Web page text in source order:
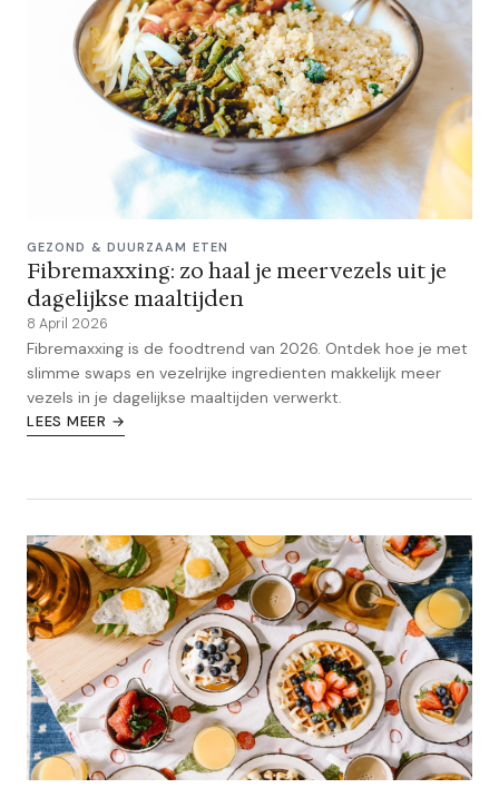
GEZOND & DUURZAAM ETEN
Fibremaxxing: zo haal je meer vezels uit je
dagelijkse maaltijden
8 April 2026
Fibremaxxing is de foodtrend van 2026. Ontdek hoe je met
slimme swaps en vezelrijke ingredienten makkelijk meer
vezels in je dagelijkse maaltijden verwerkt.
LEES MEER →